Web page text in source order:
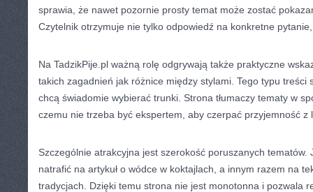
sprawia, że nawet pozornie prosty temat może zostać
Czytelnik otrzymuje nie tylko odpowiedź na konkretne
Na TadzikPije.pl ważną rolę odgrywają także praktyczne
takich zagadnień jak różnice między stylami. Tego typu treści
chcą świadomie wybierać trunki. Strona tłumaczy tematy w
czemu nie trzeba być ekspertem, aby czerpać przyjemność z
Szczególnie atrakcyjna jest szerokość poruszanych tematów.
natrafić na artykuł o wódce w koktajlach, a innym razem na
tradycjach. Dzięki temu strona nie jest monotonna i pozwala